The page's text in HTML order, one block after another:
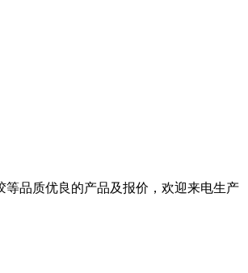
品质优良的产品及报价，欢迎来电生产